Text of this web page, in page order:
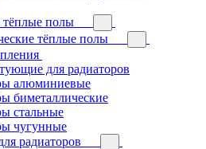
полы
тёплые полы
для радиаторов
алюминиевые
биметаллические
стальные
чугунные
радиаторов